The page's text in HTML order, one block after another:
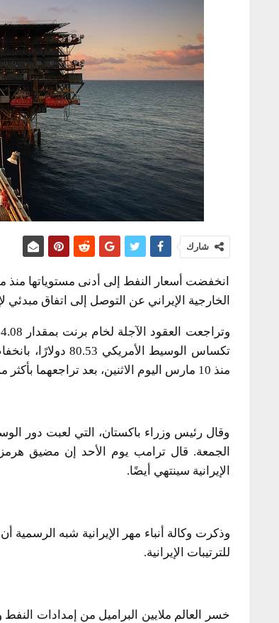
شارك
انخفضت أسعار النفط إلى أدنى مستوياتها منذ
الخارجية الإيراني عن التوصل إلى اتفاق
منذ 10 مارس اليوم الاثنين، بعد تراجعهما بأكثر من 3% يوم الجمعة.
وقال رئيس وزراء باكستان، التي لعبت دور
الجمعة. قال ترامب يوم الأحد إن مضيق
الإيرانية سينتهي أيضًا.
للترتيبات الإيرانية.
خسر العالم ملايين البراميل من إمدادات